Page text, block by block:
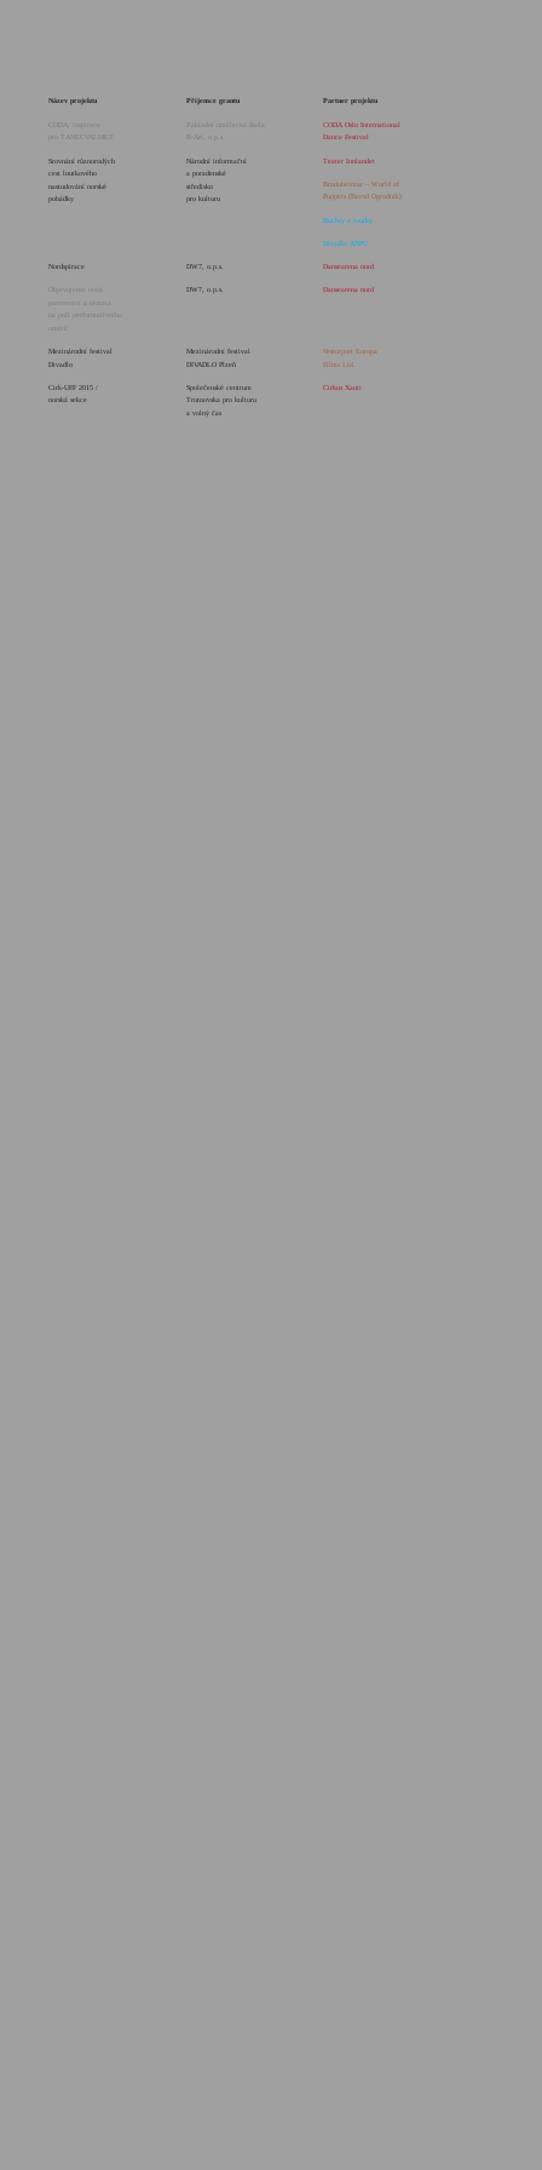
CODA, inspirace
pro TANECVALMEZ
Základní umělecká škola
CODA Oslo International
Dance Festival
Srovnání různorodých
cest loutkového
nastudování norské
pohádky
Národní informační
a poradenské
středisko
pro kulturu
Teater Innlandet
Bruduheimar – World of
Puppets (Bernd Ogrodnik)
Buchty a loutky
Divadlo ANPU
Nordspirace DW7, o.p.s. Dansearena nord
Objevujeme nová
DW7, o.p.s. Dansearena nord
Mezinárodní festival
Divadlo
Mezinárodní festival
DIVADLO Plzeň
Vesturport Europa
Films Ltd.
Cirk-UFF 2015 /
norská sekce
Společenské centrum
Trutnovska pro kulturu
a volný čas
Cirkus Xanti
Název projektu Příjemce grantu Partner projektu